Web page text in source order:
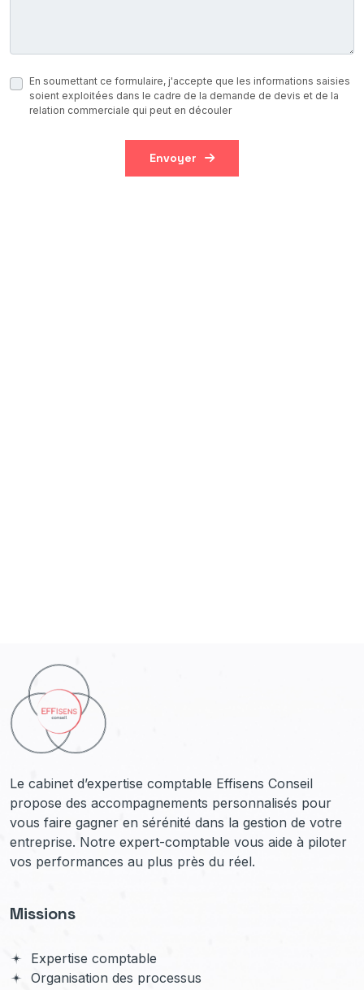
En soumettant ce formulaire, j'accepte que les informations saisies
soient exploitées dans le cadre de la demande de devis et de la
relation commerciale qui peut en découler
Envoyer
Le cabinet d’expertise comptable Effisens Conseil
propose des accompagnements personnalisés pour
vous faire gagner en sérénité dans la gestion de votre
entreprise. Notre expert-comptable vous aide à piloter
vos performances au plus près du réel.
Missions
Expertise comptable
Organisation des processus